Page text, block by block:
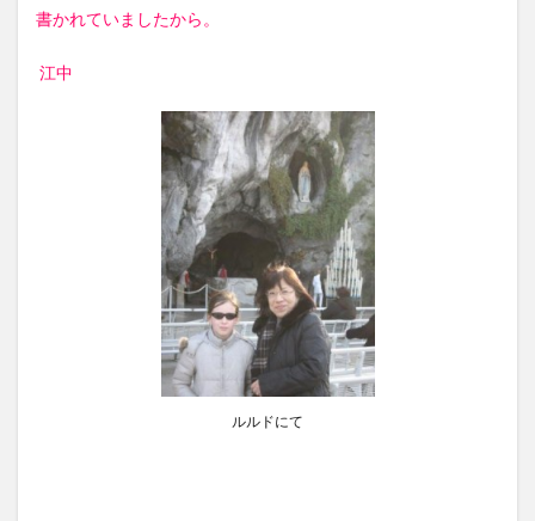
書かれていましたから。
江中
ルルドにて